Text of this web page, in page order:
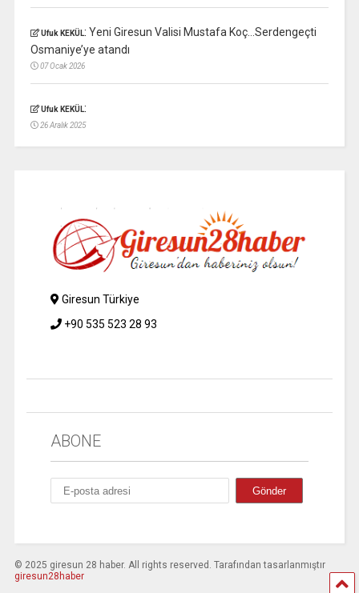
Ufuk KEKÜL: Yeni Giresun Valisi Mustafa Koç…Serdengeçti
Osmaniye’ye atandı
07 Ocak 2026
Ufuk KEKÜL:
26 Aralık 2025
Giresun Türkiye
+90 535 523 28 93
ABONE
© 2025 giresun 28 haber. All rights reserved. Tarafından tasarlanmıştır
giresun28haber